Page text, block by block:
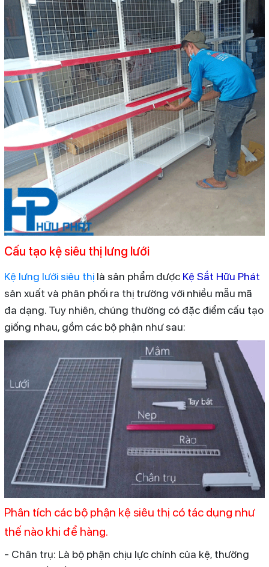
Cấu tạo kệ siêu thị lưng lưới
Kệ lưng lưới siêu thịlà sản phẩm được Kệ Sắt Hữu Phát
sản xuất và phân phối ra thị trường với nhiều mẫu mã
đa dạng. Tuy nhiên, chúng thường có đặc điểm cấu tạo
giống nhau, gồm các bộ phận như sau:
Phân tích các bộ phận kệ siêu thị có tác dụng như
thế nào khi để hàng.
- Chân trụ: Là bộ phận chịu lực chính của kệ, thường